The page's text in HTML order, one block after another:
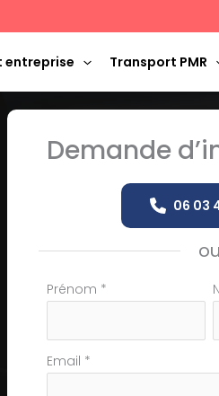
entreprise Transport PMR
Demande
06 03
ou
Formulaire
téléphone
Prénom *
Email *